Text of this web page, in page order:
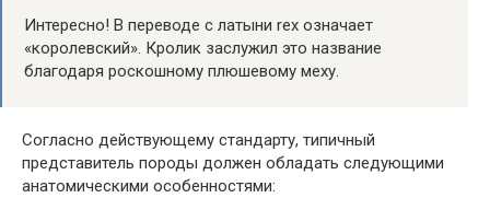
Интересно! В переводе с латыни rex означает
«королевский». Кролик заслужил это название
благодаря роскошному плюшевому меху.
Согласно действующему стандарту, типичный
представитель породы должен обладать следующими
анатомическими особенностями: